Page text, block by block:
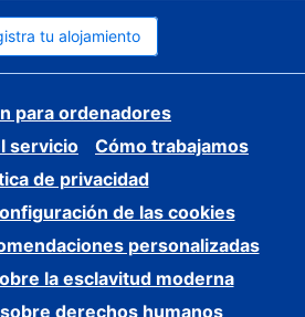
tu alojamiento
para ordenadores
servicio
Cómo trabajamos
de privacidad
de las cookies
personalizadas
la esclavitud moderna
derechos humanos